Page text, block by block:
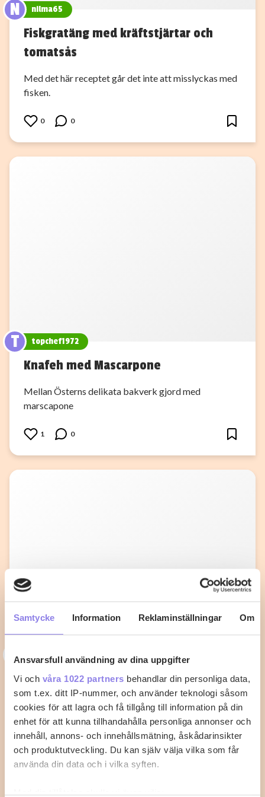
Samtycke Information Reklaminställningar Om
Ansvarsfull användning av dina uppgifter
Vi och våra 1022 partners behandlar din personliga data,
som t.ex. ditt IP-nummer, och använder teknologi såsom
cookies för att lagra och få tillgång till information på din
enhet för att kunna tillhandahålla personliga annonser och
innehåll, annons- och innehållsmätning, åskådarinsikter
och produktutveckling. Du kan själv välja vilka som får
använda din data och i vilka syften.
Med din tillåtelse skulle vi även vilja:
N nilma65
Fiskgratäng med kräftstjärtar och
tomatsås
Med det här receptet går det inte att misslyckas med
fisken.
0 0
T topchef1972
Knafeh med Mascarpone
Mellan Österns delikata bakverk gjord med
marscapone
1 0
3 33alva
Kycklingklubba i ugn – Så lyckas du
med perfekt tillagning
När du vill laga kycklingklubba i ugn är det viktigt att
känna till rätt temperatur…
2 0